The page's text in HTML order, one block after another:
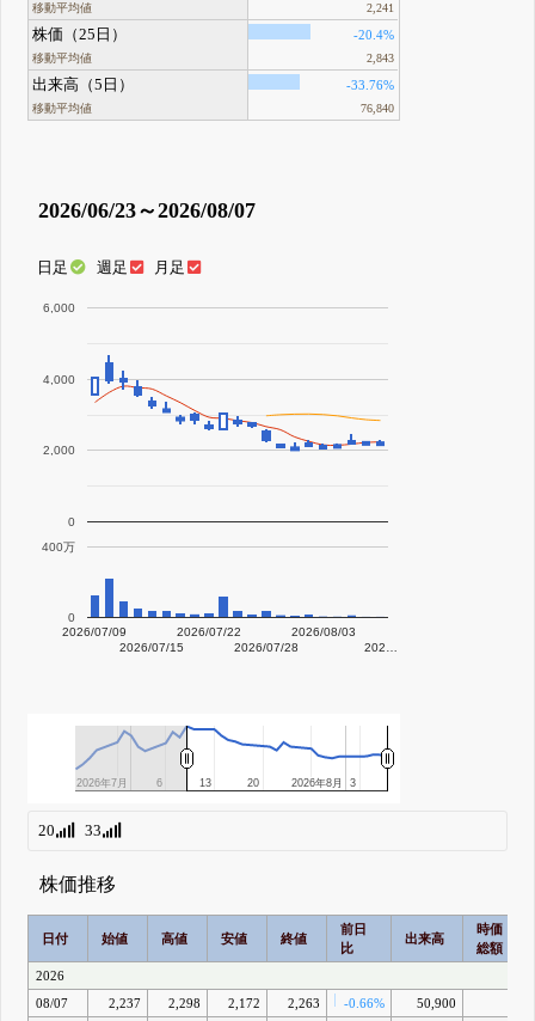
移動平均値 2,241
株価（25日）
移動平均値
-20.4%
2,843
出来高（5日）
移動平均値
-33.76%
76,840
2026/06/23～2026/08/07
日足 週足 月足
0
2,000
4,000
6,000
2026/07/09
2026/07/15
2026/07/22
2026/07/28
2026/08/03
202…
0
400万
2026年7月
2026年7月 2026年8月
2026年8月
6
6 13
13 20
20 3
3
20 33
株価推移
日付 始値 高値 安値 終値
前日
比
出来高
時価
総額
2026
08/07
2,237 2,298 2,172 2,263 -0.66% 50,900